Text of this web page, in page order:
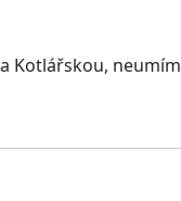
Kotlářskou,